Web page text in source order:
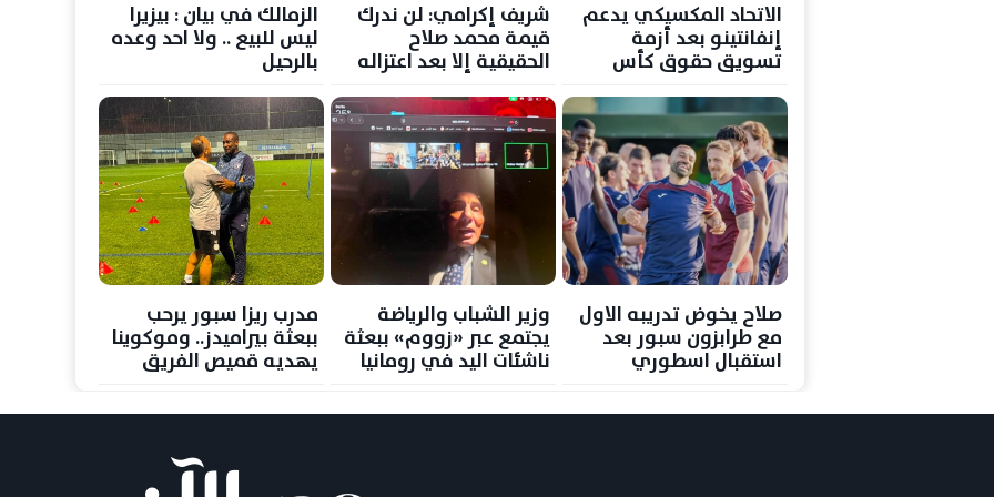
الاتحاد المكسيكي يدعم
إنفانتينو بعد أزمة
تسويق حقوق كأس
شريف إكرامي: لن ندرك
قيمة محمد صلاح
الحقيقية إلا بعد اعتزاله
الزمالك في بيان : بيزيرا
ليس للبيع .. ولا احد وعده
بالرحيل
صلاح يخوض تدريبه الاول
مع طرابزون سبور بعد
استقبال اسطوري
وزير الشباب والرياضة
يجتمع عبر «زووم» ببعثة
ناشئات اليد في رومانيا
مدرب ريزا سبور يرحب
ببعثة بيراميدز.. وموكوينا
يهديه قميص الفريق